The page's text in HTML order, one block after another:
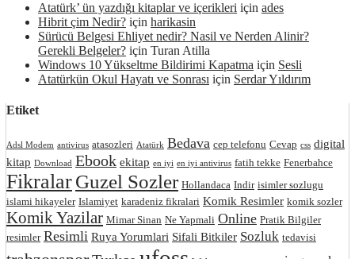
Atatürk’ ün yazdığı kitaplar ve içerikleri için ades
Hibrit çim Nedir? için harikasin
Sürücü Belgesi Ehliyet nedir? Nasil ve Nerden Alinir?
Gerekli Belgeler? için Turan Atilla
Windows 10 Yükseltme Bildirimi Kapatma için Sesli
Atatürkün Okul Hayatı ve Sonrası için Serdar Yıldırım
Etiket
Adsl Modem antivirus atasozleri Atatürk Bedava cep telefonu Cevap css digital
kitap Download Ebook ekitap en iyi en iyi antivirus fatih tekke Fenerbahce
FikralarGuzel Sozler Hollandaca Indir isimler sozlugu
islami hikayeler Islamiyet karadeniz fikralari Komik Resimler komik sozler
Komik Yazilar Mimar Sinan Ne Yapmali Online Pratik Bilgiler
resimler Resimli Ruya Yorumlari Sifali Bitkiler Sozluk tedavisi